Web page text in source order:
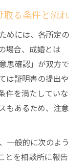
取る条件と流れ
めには、各所定の
場合、成婚とは
思確認」が双方で
は証明書の提出や
件を満たしていな
もあるため、注意
一般的に次のよう
とを相談所に報告